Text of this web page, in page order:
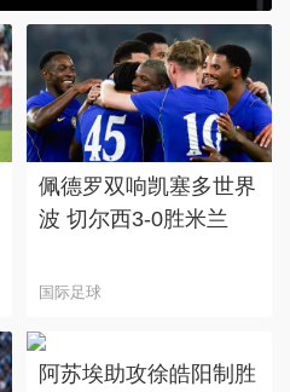
佩德罗双响凯塞多世界
波 切尔西3-0胜米兰
国际足球
阿苏埃助攻徐皓阳制胜